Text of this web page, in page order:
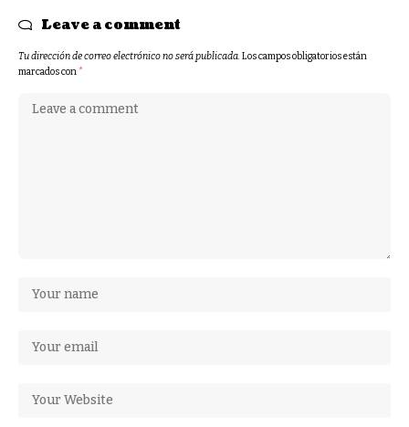
Leave a comment
Tu dirección de correo electrónico no será publicada.Los campos obligatorios están
marcados con*